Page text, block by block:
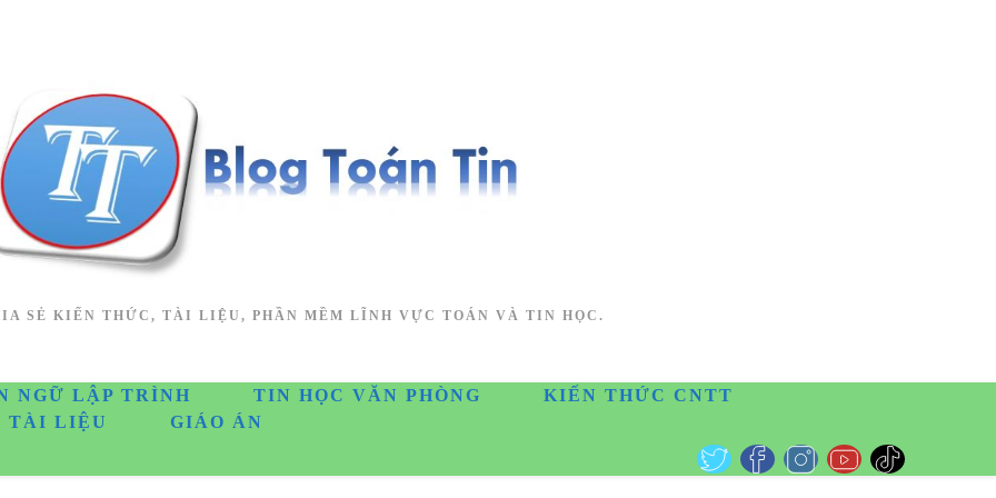
SẺ KIẾN THỨC, TÀI LIỆU, PHẦN MỀM LĨNH VỰC TOÁN VÀ TIN HỌC.
NGỮ LẬP TRÌNH TIN HỌC VĂN PHÒNG
KIẾN THỨC CNTT
TÀI LIỆU GIÁO ÁN